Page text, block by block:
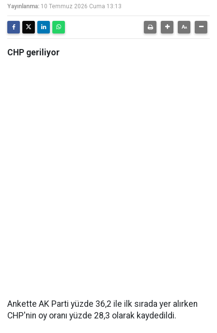
Yayınlanma: 10 Temmuz 2026 Cuma 13:13
CHP geriliyor
Ankette AK Parti yüzde 36,2 ile ilk sırada yer alırken
CHP'nin oy oranı yüzde 28,3 olarak kaydedildi.